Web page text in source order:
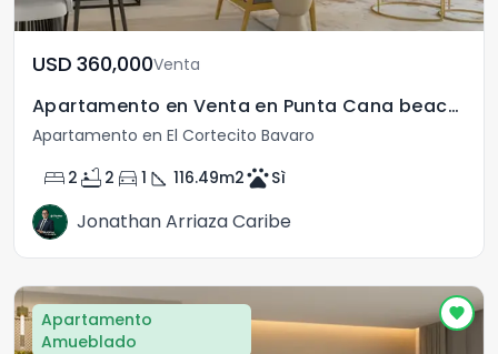
USD	360,000Venta
Apartamento en Venta en Punta Cana beach front
Apartamento en El Cortecito Bavaro
bed 2 bathtub 2 directions_car 1 square_foot 116.49m2petsSì
Jonathan Arriaza Caribe
Apartamento
Amueblado